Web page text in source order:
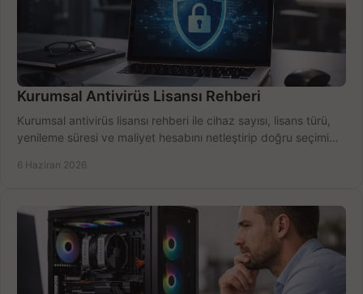
Kurumsal Antivirüs Lisansı Rehberi
Kurumsal antivirüs lisansı rehberi ile cihaz sayısı, lisans türü,
yenileme süresi ve maliyet hesabını netleştirip doğru seçimi
6 Haziran 2026